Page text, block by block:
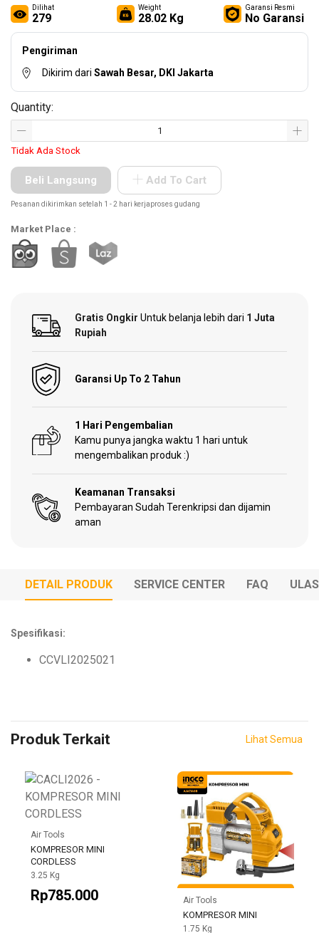
Dilihat
279
Weight
28.02 Kg
Garansi Resmi
No Garansi
Pengiriman
Dikirim dari Sawah Besar, DKI Jakarta
Quantity:
Tidak Ada Stock
Beli Langsung Add To Cart
Pesanan dikirimkan setelah 1 - 2 hari kerjaproses gudang
Market Place :
Gratis Ongkir Untuk belanja lebih dari 1 Juta
Rupiah
Garansi Up To 2 Tahun
1 Hari Pengembalian
Kamu punya jangka waktu 1 hari untuk
mengembalikan produk :)
Keamanan Transaksi
Pembayaran Sudah Terenkripsi dan dijamin
aman
DETAIL PRODUK SERVICE CENTER FAQ
Spesifikasi:
CCVLI2025021
Produk Terkait Lihat Semua
Air Tools
KOMPRESOR MINI
CORDLESS
3.25 Kg
Rp785.000 Air Tools
KOMPRESOR MINI
1.75 Kg
Hardware
Tools
Cordless
Tools
Welding
Machines
Garden
Tools
Sparepart